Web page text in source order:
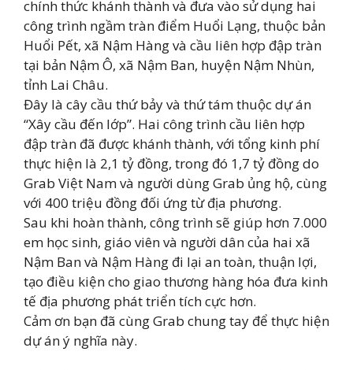
chính thức khánh thành và đưa vào sử dụng hai
công trình ngầm tràn điểm Huổi Lạng, thuộc bản
Huổi Pết, xã Nậm Hàng và cầu liên hợp đập tràn
tại bản Nậm Ô, xã Nậm Ban, huyện Nậm Nhùn,
tỉnh Lai Châu.
Đây là cây cầu thứ bảy và thứ tám thuộc dự án
“Xây cầu đến lớp”. Hai công trình cầu liên hợp
đập tràn đã được khánh thành, với tổng kinh phí
thực hiện là 2,1 tỷ đồng, trong đó 1,7 tỷ đồng do
Grab Việt Nam và người dùng Grab ủng hộ, cùng
với 400 triệu đồng đối ứng từ địa phương.
Sau khi hoàn thành, công trình sẽ giúp hơn 7.000
em học sinh, giáo viên và người dân của hai xã
Nậm Ban và Nậm Hàng đi lại an toàn, thuận lợi,
tạo điều kiện cho giao thương hàng hóa đưa kinh
tế địa phương phát triển tích cực hơn.
Cảm ơn bạn đã cùng Grab chung tay để thực hiện
dự án ý nghĩa này.